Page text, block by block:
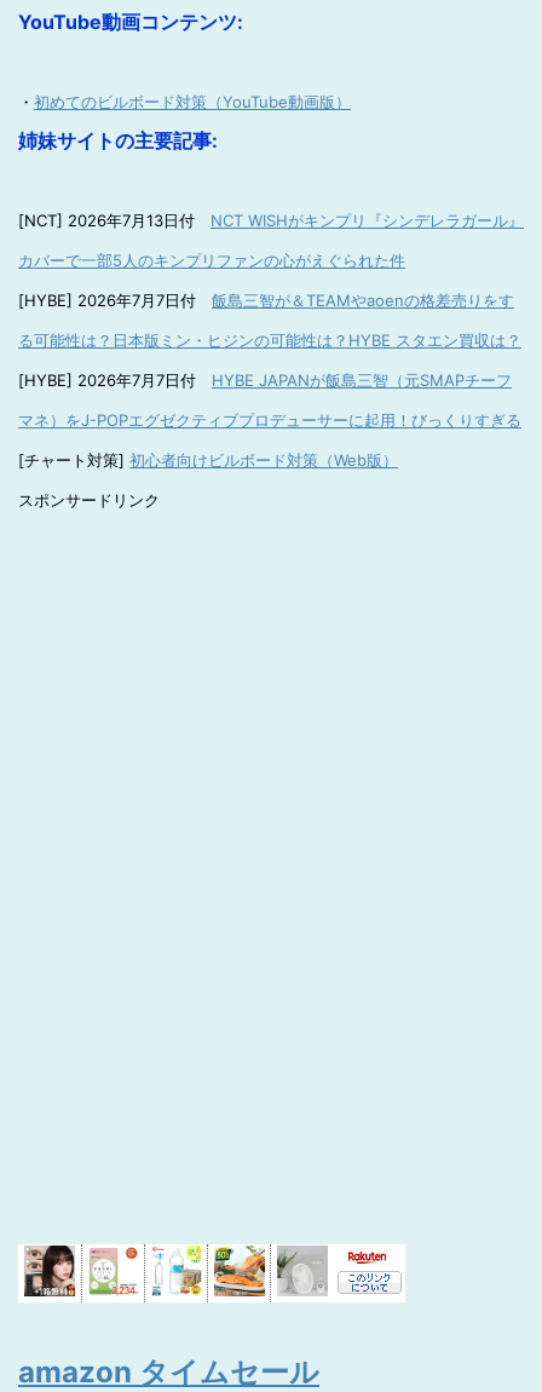
YouTube動画コンテンツ:
・ 初めてのビルボード対策（YouTube動画版）
姉妹サイトの主要記事:
[NCT] 2026年7月13日付 NCT WISHがキンプリ『シンデレラガール』
カバーで一部5人のキンプリファンの心がえぐられた件
[HYBE] 2026年7月7日付 飯島三智が＆TEAMやaoenの格差売りをす
る可能性は？日本版ミン・ヒジンの可能性は？HYBE スタエン買収は？
[HYBE] 2026年7月7日付 HYBE JAPANが飯島三智（元SMAPチーフ
マネ）をJ-POPエグゼクティブプロデューサーに起用！びっくりすぎる
[チャート対策] 初心者向けビルボード対策（Web版）
スポンサードリンク
amazon タイムセール